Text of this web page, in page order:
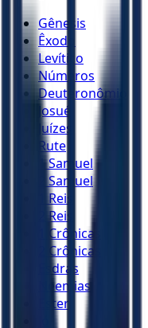
Gênesis
Êxodo
Levítico
Números
Deuteronômio
Josué
Juízes
Rute
1 Samuel
2 Samuel
1 Reis
2 Reis
1 Crônicas
2 Crônicas
Esdras
Neemias
Ester